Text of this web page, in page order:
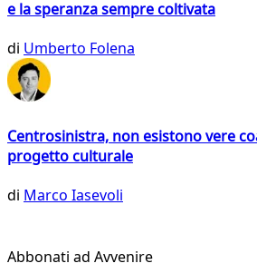
e la speranza sempre coltivata
di Umberto Folena
Centrosinistra, non esistono vere
progetto culturale
di Marco Iasevoli
Abbonati ad Avvenire